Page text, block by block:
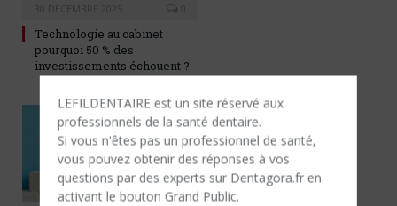
LEFILDENTAIRE est un site réservé aux
professionnels de la santé dentaire.
Si vous n'êtes​ pas un professionnel de santé,
vous pouvez obtenir des réponses à vos
questions par des experts sur Dentagora.fr en
activant le bouton Grand Public.
Technologie au cabinet :
pourquoi 50 % des
investissements échouent ?